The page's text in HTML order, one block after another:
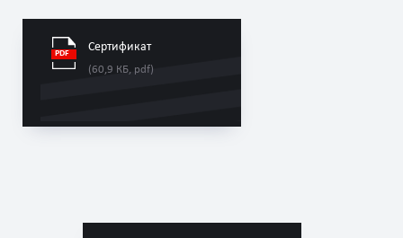
Сертификат
(60,9 КБ, pdf)